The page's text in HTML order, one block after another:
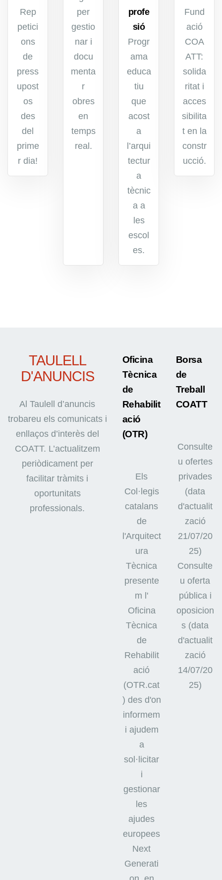
Rep
petici
ons
de
press
upost
os
des
del
prime
r dia!
per
gestio
nar i
docu
menta
r
obres
en
temps
real.
profe
sió
Progr
ama
educa
tiu
que
acost
a
l’arqui
tectur
a
tècnic
a a
les
escol
es.
Fund
ació
COA
ATT:
solida
ritat i
acces
sibilita
t en la
constr
ucció.
TAULELL
D'ANUNCIS
Al Taulell d’anuncis
trobareu els comunicats i
enllaços d’interès del
COATT. L’actualitzem
periòdicament per
facilitar tràmits i
oportunitats
professionals.
Oficina
Tècnica
de
Rehabilit
ació
(OTR)
Els
Col·legis
catalans
de
l'Arquitect
ura
Tècnica
presente
m l'
Oficina
Tècnica
de
Rehabilit
ació
(OTR.cat
) des d'on
informem
i ajudem
a
sol·licitar
i
gestionar
les
ajudes
europees
Next
Generati
Borsa
de
Treball
COATT
Consulte
u ofertes
privades
(data
d'actualit
zació
21/07/20
25)
Consulte
u oferta
pública i
oposicion
s (data
d'actualit
zació
14/07/20
25)